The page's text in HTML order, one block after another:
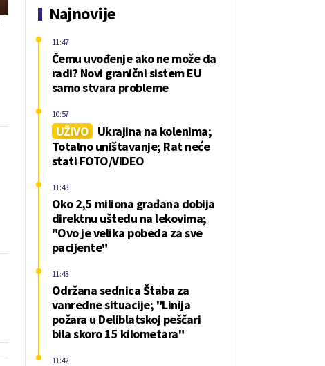
Najnovije
Čemu uvođenje ako ne može da
radi? Novi granični sistem EU
samo stvara probleme
11:47
UŽIVO
Ukrajina na kolenima;
Totalno uništavanje; Rat neće
stati FOTO/VIDEO
10:57
Oko 2,5 miliona građana dobija
direktnu uštedu na lekovima;
"Ovo je velika pobeda za sve
pacijente"
11:43
Održana sednica Štaba za
vanredne situacije; "Linija
požara u Deliblatskoj peščari
bila skoro 15 kilometara"
11:43
11:42